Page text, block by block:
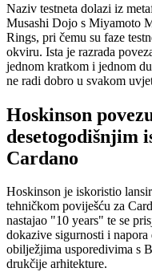
Naziv testneta dolazi iz
Musashi Dojo s Miyamoto
Rings, pri čemu su faze
okviru. Ista je razrada
jednom kratkom i jednom
ne radi dobro u svakom
Hoskinson
desetogodišnjim
Cardano
Hoskinson je iskoristio
tehničkom poviješću za
nastajao "10 years" te se
dokazive sigurnosti i napora
obilježjima usporedivima s
drukčije arhitekture.